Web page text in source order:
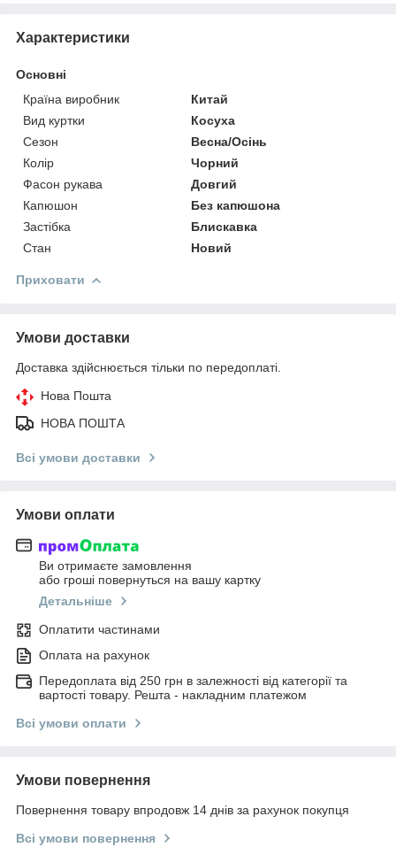
Характеристики
Основні
Країна виробник
Китай
Вид куртки
Косуха
Сезон
Весна/Осінь
Колір
Чорний
Фасон рукава
Довгий
Капюшон
Без капюшона
Застібка
Блискавка
Стан
Новий
Приховати
Умови доставки
Доставка здійснюється тільки по передоплаті.
Нова Пошта
НОВА ПОШТА
Всі умови доставки
Умови оплати
Ви отримаєте замовлення
або гроші повернуться на вашу картку
Детальніше
Оплатити частинами
Оплата на рахунок
Передоплата від 250 грн в залежності від категорії та
вартості товару. Решта - накладним платежом
Всі умови оплати
Умови повернення
Повернення товару впродовж 14 днів за рахунок покупця
Всі умови повернення